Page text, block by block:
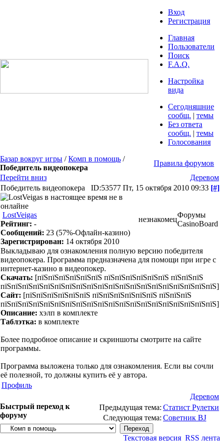
Вход
Регистрация
Главная
Пользователи
Поиск
F.A.Q.
Настройка
вида
Сегодняшние
сообщ. | темы
Без ответа
сообщ. | темы
Голосования
Базар вокруг игры /Комп в помощь /
Победитель видеопокера
Правила форумов
Перейти вниз
Деревом
Победитель видеопокера
ID:53577 Пт, 15 октября 2010 09:33 [#]
LostVeigas
Рейтинг: -
Сообщений: 23 (57%-Офлайн-казино)
Зарегистрирован: 14 октября 2010
незнакомец
Форумы
CasinoBoard
Выкладываю для ознакомления полную версию победителя
видеопокера. Программа предназначена для помощи при игре с
интернет-казино в видеопокер.
Скачать: [пїЅпїЅпїЅпїЅпїЅпїЅ пїЅпїЅпїЅпїЅпїЅпїЅ пїЅпїЅпїЅ
пїЅпїЅпїЅпїЅпїЅпїЅпїЅпїЅпїЅпїЅпїЅпїЅпїЅпїЅпїЅпїЅпїЅпїЅпїЅпїЅ]
Сайт: [пїЅпїЅпїЅпїЅпїЅпїЅ пїЅпїЅпїЅпїЅпїЅпїЅ пїЅпїЅпїЅ
пїЅпїЅпїЅпїЅпїЅпїЅпїЅпїЅпїЅпїЅпїЅпїЅпїЅпїЅпїЅпїЅпїЅпїЅпїЅпїЅ]
Описание: хэлп в комплекте
Таблэтка: в комплекте
Более подробное описание и скриншоты смотрите на сайте
программы.
Программа выложена только для ознакомления. Если вы сочли
её полезной, то должны купить её у автора.
Профиль
Деревом
Предыдущая тема: Статист Рулетки
Следующая тема: Советник BJ
Быстрый переход к
форуму
Текстовая версия RSS лента